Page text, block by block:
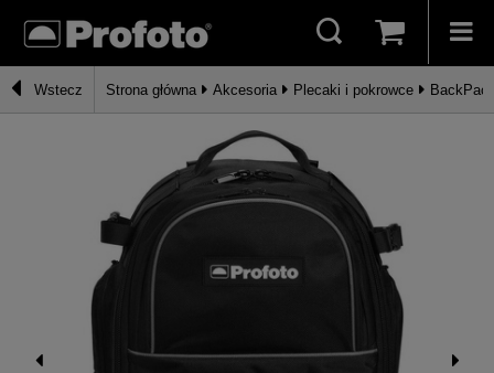
Wstecz Strona główna Akcesoria Plecaki i pokrowce